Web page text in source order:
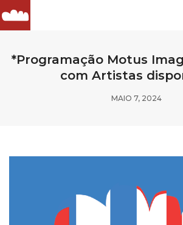
*Programação Motus
com Artistas
MAIO 7, 2024